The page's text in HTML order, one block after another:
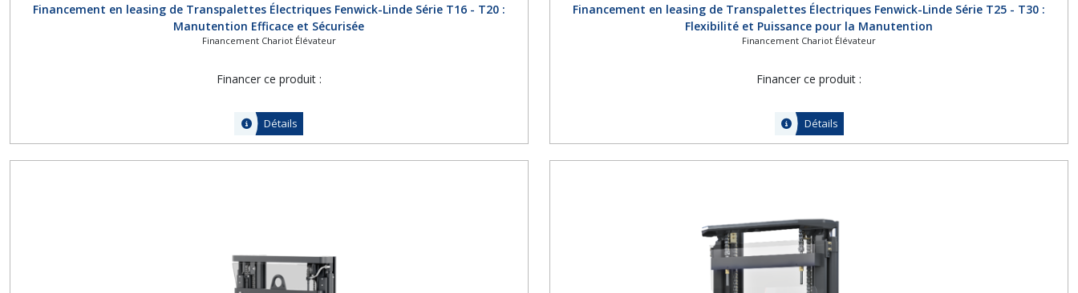
Financement en leasing de Transpalettes Électriques Fenwick-Linde Série T16 - T20 :
Manutention Efficace et Sécurisée
Financement Chariot Élévateur
Financer ce produit :
Détails
Financement en leasing de Transpalettes Électriques Fenwick-Linde Série T25 - T30 :
Flexibilité et Puissance pour la Manutention
Financement Chariot Élévateur
Financer ce produit :
Détails